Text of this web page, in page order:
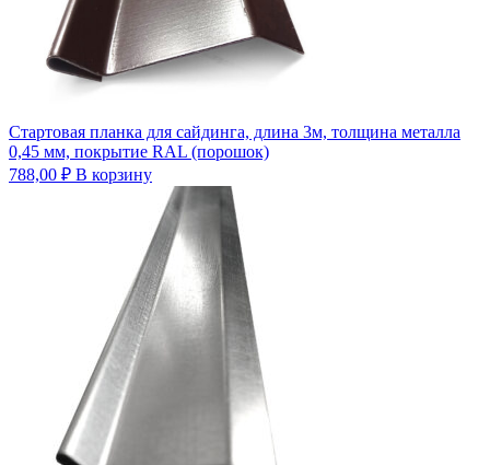
Стартовая планка для сайдинга, длина 3м, толщина металла
0,45 мм, покрытие RAL (порошок)
788,00 ₽ В корзину